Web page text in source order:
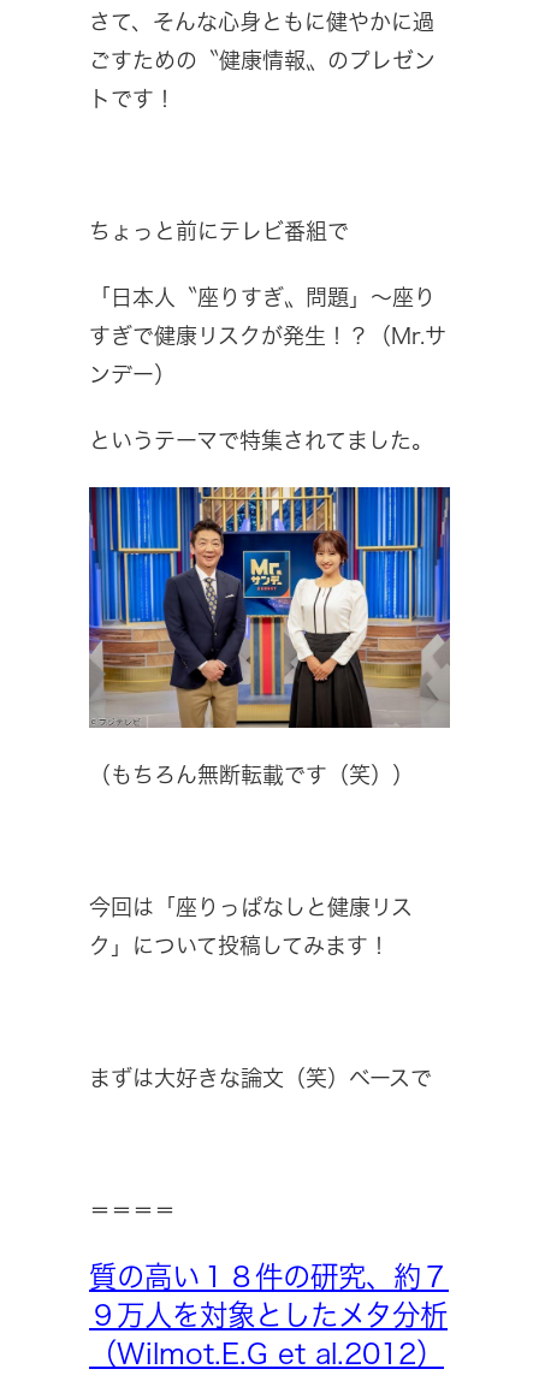
さて、そんな心身ともに健やかに過
ごすための〝健康情報〟のプレゼン
トです！
ちょっと前にテレビ番組で
「日本人〝座りすぎ〟問題」～座り
すぎで健康リスクが発生！？（Mr.サ
ンデー）
というテーマで特集されてました。
（もちろん無断転載です（笑））
今回は「座りっぱなしと健康リス
ク」について投稿してみます！
まずは大好きな論文（笑）ベースで
＝＝＝＝
質の高い１８件の研究、約７
９万人を対象としたメタ分析
（Wilmot.E.G et al.2012）